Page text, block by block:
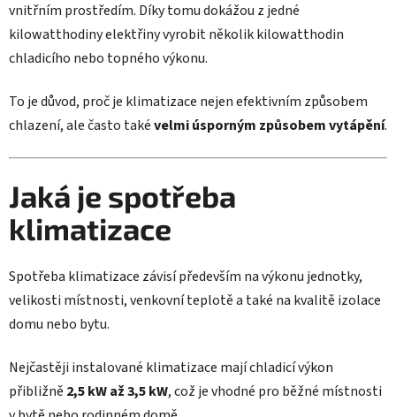
vnitřním prostředím. Díky tomu dokážou z jedné
kilowatthodiny elektřiny vyrobit několik kilowatthodin
chladicího nebo topného výkonu.
To je důvod, proč je klimatizace nejen efektivním způsobem
chlazení, ale často takévelmi úsporným způsobem vytápění.
Jaká je spotřeba
klimatizace
Spotřeba klimatizace závisí především na výkonu jednotky,
velikosti místnosti, venkovní teplotě a také na kvalitě izolace
domu nebo bytu.
Nejčastěji instalované klimatizace mají chladicí výkon
přibližně 2,5 kW až 3,5 kW, což je vhodné pro běžné místnosti